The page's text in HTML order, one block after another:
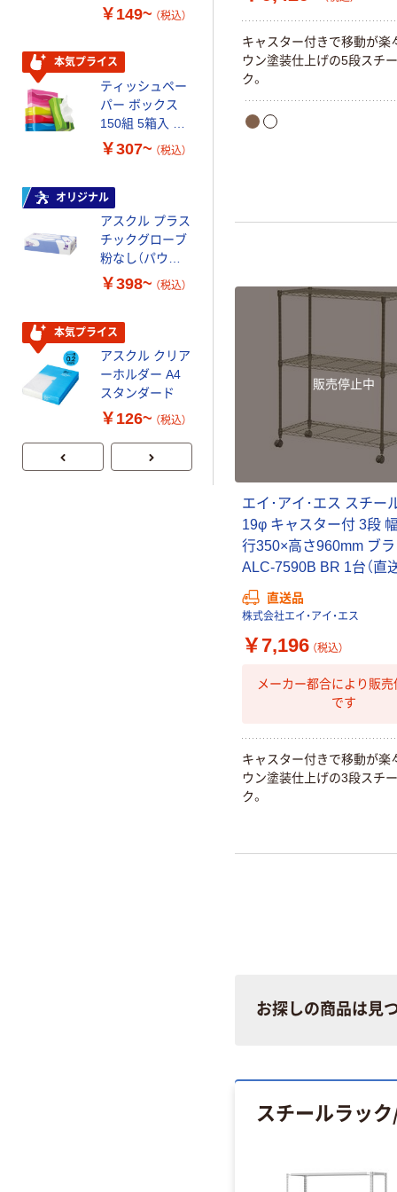
キャスター付きで移動が楽
ウン塗装仕上げの5段スチ
ク。
販売停止中
エイ･アイ･エス スチー
19φ キャスター付 3段
行350×高さ960mm ブ
ALC-7590B BR 1台（直
直送品
株式会社エイ・アイ・エス
￥7,196 （税込）
メーカー都合により販売
です
キャスター付きで移動が楽
ウン塗装仕上げの3段スチ
ク。
お探しの商品は見
スチールラッ
FSC認証 シング
￥149~ （税込）
本気プライス
ティッシュペー
パー ボックス
150組 5箱入 ア
スクル スマート
証
￥307~ （税込）
オリジナル
アスクル プラス
チックグローブ
粉なし（パウダ
ーフリー）
￥398~ （税込）
本気プライス
アスクル クリア
ーホルダー A4
スタンダード
￥126~ （税込）
本気プライス
さしい やわらか
ペーパータオル
クルオリジナル
￥143~ （税込）
アスクル トイ
レのおそうじシ
ート 大王製紙
レクリーナー
トイレシート
￥330~